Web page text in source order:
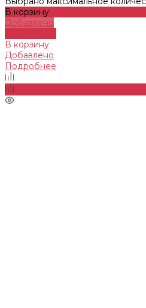
В корзину
Добавлено
В корзину
Добавлено
Подробнее